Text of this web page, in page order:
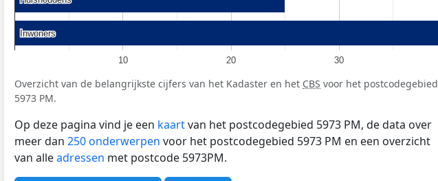
10 20 30
Inwoners
Inwoners
Overzicht van de belangrijkste cijfers van het Kadaster en het CBS voor het postcodegebied
5973 PM.
Op deze pagina vind je een kaartvan het postcodegebied 5973 PM, de data over
meer dan 250 onderwerpen voor het postcodegebied 5973 PM en een overzicht
van alleadressen met postcode 5973PM.